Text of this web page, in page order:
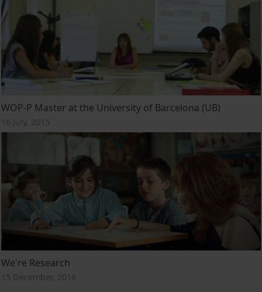
WOP-P Master at the University of Barcelona (UB)
16 July, 2015
We're Research
15 December, 2016